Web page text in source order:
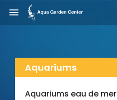

Aquariums
Aquariums eau de mer